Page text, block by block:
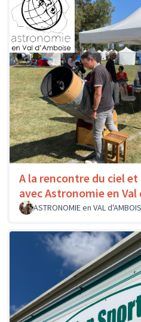
A la rencontre du ciel
avec Astronomie en Val
ASTRONOMIE en VAL